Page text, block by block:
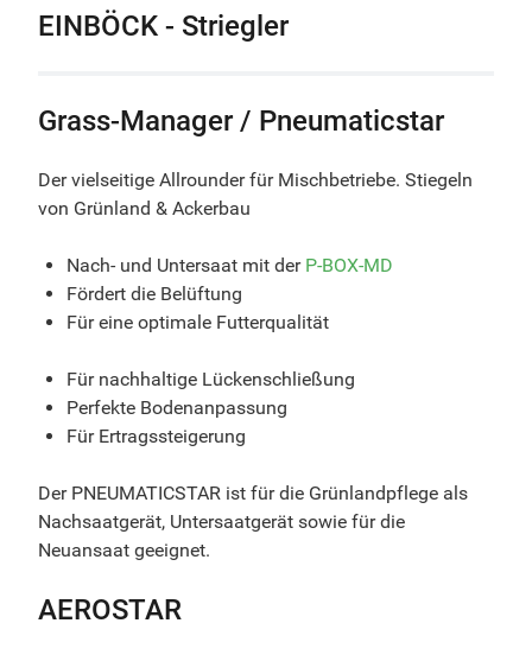
EINBÖCK - Striegler
Grass-Manager / Pneumaticstar
Der vielseitige Allrounder für Mischbetriebe. Stiegeln
von Grünland & Ackerbau
Nach- und Untersaat mit der P-BOX-MD
Fördert die Belüftung
Für eine optimale Futterqualität
Für nachhaltige Lückenschließung
Perfekte Bodenanpassung
Für Ertragssteigerung
Der PNEUMATICSTAR ist für die Grünlandpflege als
Nachsaatgerät, Untersaatgerät sowie für die
Neuansaat geeignet.
AEROSTAR